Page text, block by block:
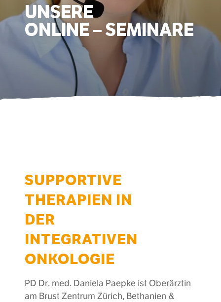
UNSERE
ONLINE – SEMINARE
SUPPORTIVE
THERAPIEN IN
DER
INTEGRATIVEN
ONKOLOGIE
PD Dr. med. Daniela Paepke ist Oberärztin
am Brust Zentrum Zürich, Bethanien &